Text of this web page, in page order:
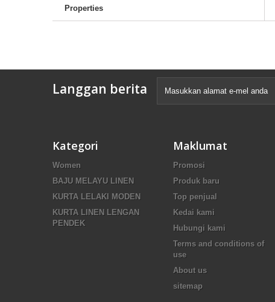
Properties
Langgan berita
Kategori
Women
BAJU MELAYU LINEN
KURTA LELAKI MODEN
KURTA LINEN LENGAN
PENDEK
Maklumat
Promosi
Produk baru
Top penjual
Kedai kami
Hubungi kami
Terms and conditions of
use
About us
sitemap